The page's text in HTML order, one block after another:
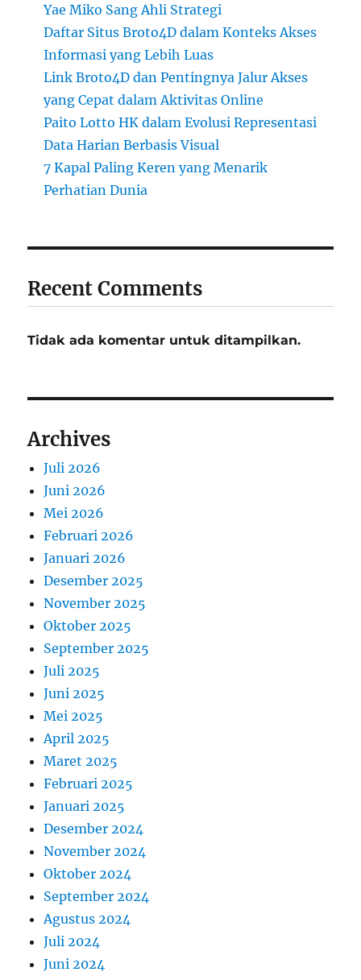
Yae Miko Sang Ahli Strategi
Daftar Situs Broto4D dalam Konteks Akses
Informasi yang Lebih Luas
Link Broto4D dan Pentingnya Jalur Akses
yang Cepat dalam Aktivitas Online
Paito Lotto HK dalam Evolusi Representasi
Data Harian Berbasis Visual
7 Kapal Paling Keren yang Menarik
Perhatian Dunia
Recent Comments
Tidak ada komentar untuk ditampilkan.
Archives
Juli 2026
Juni 2026
Mei 2026
Februari 2026
Januari 2026
Desember 2025
November 2025
Oktober 2025
September 2025
Juli 2025
Juni 2025
Mei 2025
April 2025
Maret 2025
Februari 2025
Januari 2025
Desember 2024
November 2024
Oktober 2024
September 2024
Agustus 2024
Juli 2024
Juni 2024